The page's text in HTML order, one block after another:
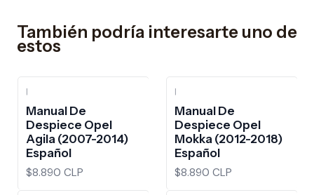
También podría interesarte uno de
estos
|
Manual De
Despiece Opel
Agila (2007-2014)
Español
$8.890 CLP
|
Manual De
Despiece Opel
Mokka (2012-2018)
Español
$8.890 CLP